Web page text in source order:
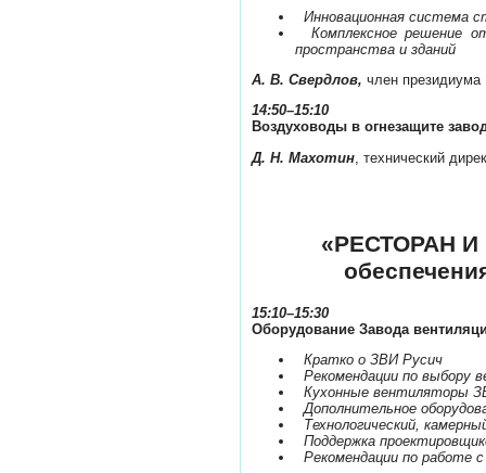
Инновационная система
Комплексное решение
пространства и зданий
А. В. Свердлов, член
14:50–15:10
Воздуховоды в огнезащите
Д. Н. Махотин , технический
«РЕСТОРАН И
15:10–15:30
Оборудование Завода
Кратко о ЗВИ Русич
Рекомендации по выбору
Кухонные вентиляторы
Дополнительное
Технологический,
Поддержка
Рекомендации по работе